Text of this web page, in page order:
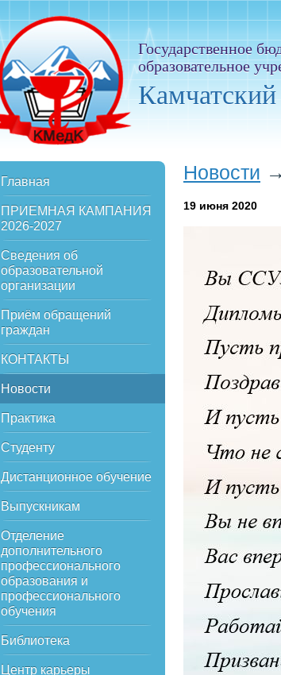
Государственное
образовательное
Главная
ПРИЕМНАЯ КАМПАНИЯ
2026-2027
Сведения об
образовательной
организации
Приём обращений
граждан
КОНТАКТЫ
Новости
Практика
Студенту
Дистанционное обучение
Выпускникам
Отделение
дополнительного
профессионального
образования и
профессионального
обучения
Библиотека
Центр карьеры
Новости →
19 июня 2020